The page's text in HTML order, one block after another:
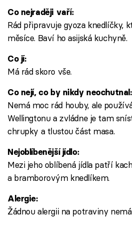
Co nejraději vaří:
Rád připravuje gyoza knedlíčky,
měsíce. Baví ho asijská kuchyně.
Co jí:
Má rád skoro vše.
Co nejí, co by nikdy neochutnal:
Nemá moc rád houby, ale
Wellingtonu a zvládne je tam
chrupky a tlustou část masa.
Nejoblíbenější jídlo:
Mezi jeho oblíbená jídla patří
a bramborovým knedlíkem.
Alergie:
Žádnou alergii na potraviny